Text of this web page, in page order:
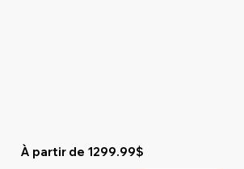
À partir de 1299.99$